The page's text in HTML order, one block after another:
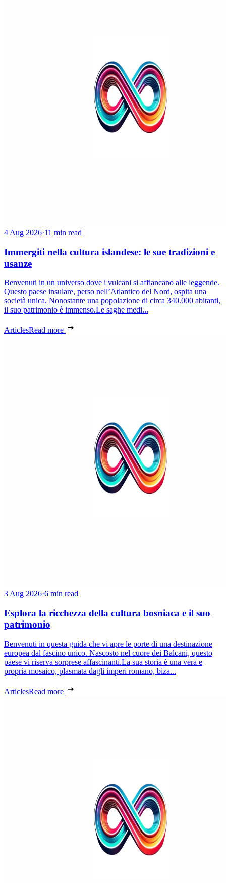
4 Aug 2026·11 min read
Immergiti nella cultura islandese: le sue tradizioni e
usanze
Benvenuti in un universo dove i vulcani si affiancano alle leggende.
Questo paese insulare, perso nell’Atlantico del Nord, ospita una
società unica. Nonostante una popolazione di circa 340.000 abitanti,
il suo patrimonio è immenso.Le saghe medi...
ArticlesRead more
3 Aug 2026·6 min read
Esplora la ricchezza della cultura bosniaca e il suo
patrimonio
Benvenuti in questa guida che vi apre le porte di una destinazione
europea dal fascino unico. Nascosto nel cuore dei Balcani, questo
paese vi riserva sorprese affascinanti.La sua storia è una vera e
propria mosaico, plasmata dagli imperi romano, biza...
ArticlesRead more